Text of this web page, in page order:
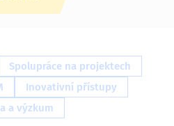
Spolupráce na projektech
Inovativní přístupy
a výzkum